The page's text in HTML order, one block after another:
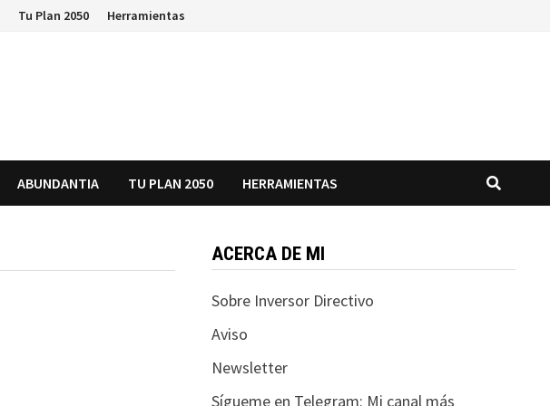
Tu Plan 2050 Herramientas
ABUNDANTIA TU PLAN 2050 HERRAMIENTAS
ACERCA DE MI
Sobre Inversor Directivo
Aviso
Newsletter
Sígueme en Telegram: Mi canal más